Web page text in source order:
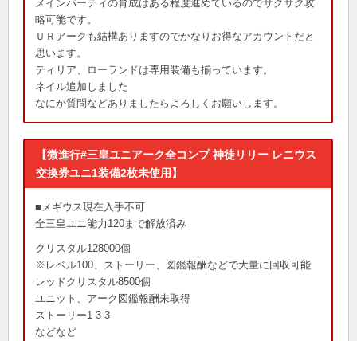
メインパーティの育成はある程度進めているのでサクサク攻
略可能です。
ＵＲアークも結構ありますのでかなりお得なアカウントだと
思います。
ティリア、ローランドは専用装備も揃っています。
ネイル追加しました
なにか質問などありましたらよろしくお願いします。
【微進行#三皇ユニアーク全コンプ 神徒リリー レニウス
交換券ユニ1装備2枚未使用】
■メギウス現在入手不可
全三皇ユニ能力120まで解放済み
クリスタル128000個
※レベル100、ストーリー、図鑑報酬などで大量に回収可能
レッドクリスタル8500個
ユニット、アーク図鑑報酬未取得
ストーリー1-3-3
などなど